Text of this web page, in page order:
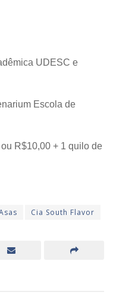
UDESC e
Escola de
R$10,00 + 1 quilo de
Cia South Flavor